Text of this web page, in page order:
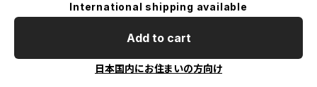
International shipping available
Add to cart
日本国内にお住まいの方向け